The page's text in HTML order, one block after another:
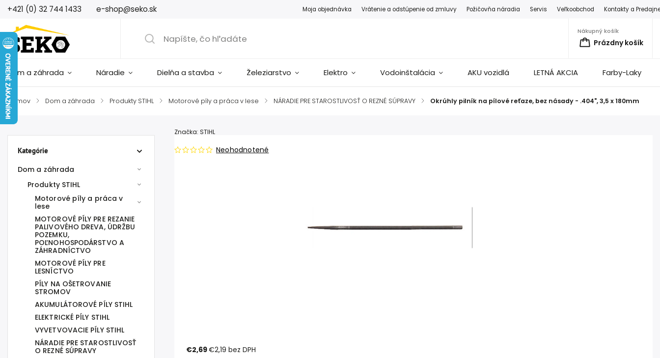
+421 (0) 32 744 1433 e-shop@seko.sk Moja objednávka Vrátenie a odstúpenie od zmluvy Požičovňa náradia Servis Veľkoobchod Kontakty a
Nákupný košík
Prázdny košík
Dom a záhrada Náradie Dielňa a stavba Železiarstvo Elektro Vodoinštalácia AKU vozidlá LETNÁ AKCIA Farby-Laky
Domov / Dom a záhrada / Produkty STIHL / Motorové píly a práca v lese / NÁRADIE PRE STAROSTLIVOSŤ O REZNÉ SÚPRAVY / Okrúhly pilník na pílové reťaze, bez násady - .404", 3,5 x 180mm
Kategórie
Dom a záhrada
Produkty STIHL
Motorové píly a práca v
lese
MOTOROVÉ PÍLY PRE REZANIE
PALIVOVÉHO DREVA, ÚDRŽBU
POZEMKU,
POĽNOHOSPODÁRSTVO A
ZÁHRADNÍCTVO
MOTOROVÉ PÍLY PRE
LESNÍCTVO
PÍLY NA OŠETROVANIE
STROMOV
AKUMULÁTOROVÉ PÍLY STIHL
ELEKTRICKÉ PÍLY STIHL
VYVETVOVACIE PÍLY STIHL
NÁRADIE PRE STAROSTLIVOSŤ
O REZNÉ SÚPRAVY
Neohodnotené
Značka: STIHL
€2,69€2,19 bez DPH